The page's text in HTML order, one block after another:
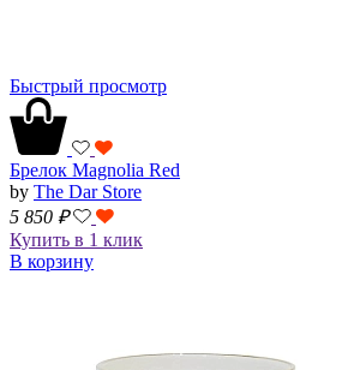
Быстрый просмотр
Брелок Magnolia Red
by The Dar Store
5 850 ₽
Купить в 1 клик
В корзину